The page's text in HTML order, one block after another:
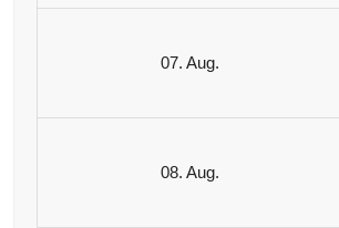
07. Aug.
08. Aug.